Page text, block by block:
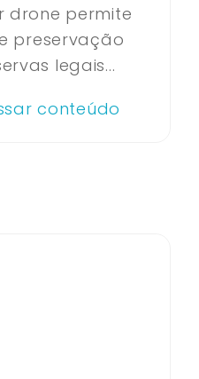
drone permite
preservação
legais...
conteúdo